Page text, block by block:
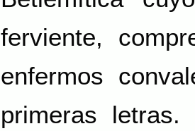
ferviente,
enfermos
primeras